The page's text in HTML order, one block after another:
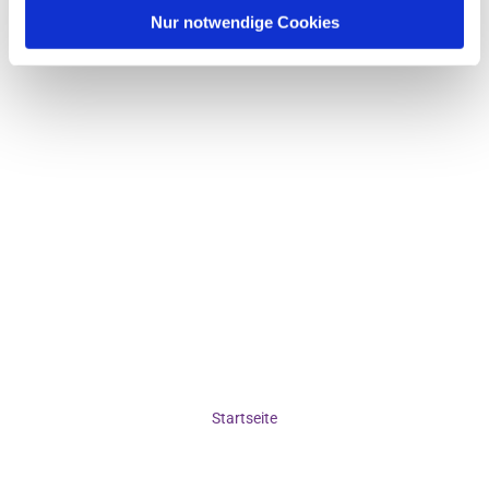
Nur notwendige Cookies
Startseite